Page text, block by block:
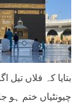
ﺑﺘﺎﯾﺎ ﮐﮧ ﻓﻼﮞ ﺗﯿﻞ
ﭼﯿﻮﻧﭩﯿﺎﮞ ﺧﺘﻢ ﮨﻮ